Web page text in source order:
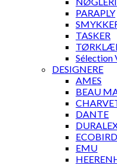
PARAPLY
TASKER
Sélection
DESIGNERE
AMES
BEAU
DANTE
EMU